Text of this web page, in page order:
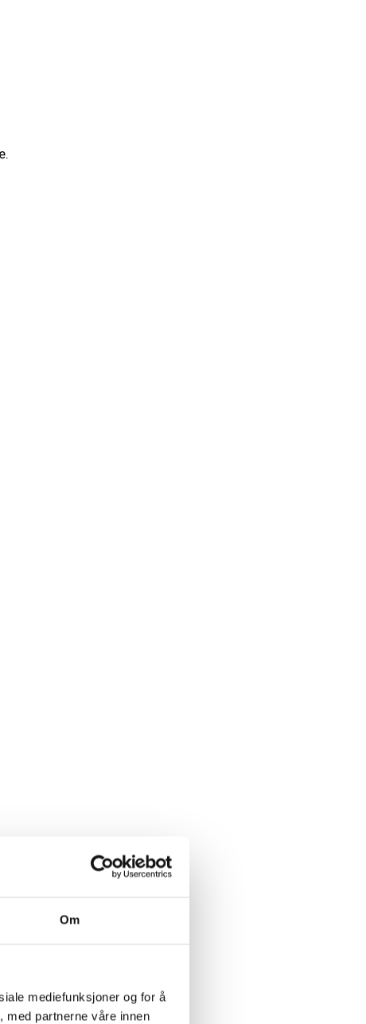
Om
mediefunksjoner og for å
med partnerne våre innen